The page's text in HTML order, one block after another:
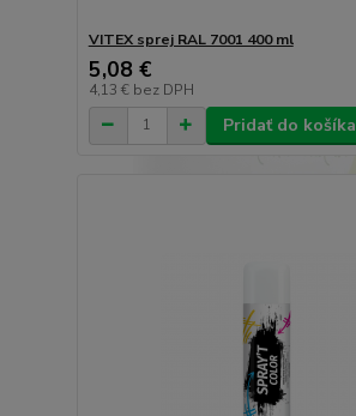
VITEX sprej RAL 7001 400 ml
5,08 €
4,13 € bez DPH
Pridať do košíka